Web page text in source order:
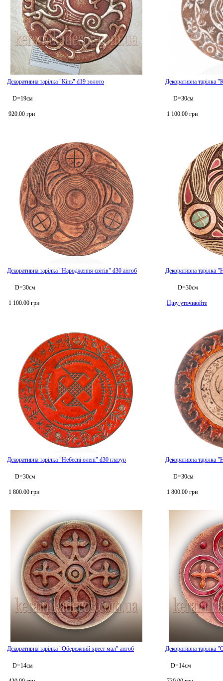
Декоративна тарілка "Кінь" d19 золото
D=19см
920.00 грн
Декоративна тарілка
D=30см
1 100.00 грн
Декоративна тарілка "Народження світів" d30 ангоб
D=30см
1 100.00 грн
Декоративна тарілка
D=30см
Ціну уточнюйте
Декоративна тарілка "Небесні олені" d30 глазур
D=30см
1 800.00 грн
Декоративна тарілка
D=30см
1 800.00 грн
Декоративна тарілка "Обережний хрест мал" ангоб
D=14см
Декоративна тарілка
D=14см